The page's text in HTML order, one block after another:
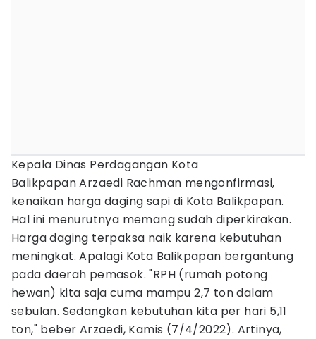
Kepala Dinas Perdagangan Kota
Balikpapan Arzaedi Rachman mengonfirmasi,
kenaikan harga daging sapi di Kota Balikpapan.
Hal ini menurutnya memang sudah diperkirakan.
Harga daging terpaksa naik karena kebutuhan
meningkat. Apalagi Kota Balikpapan bergantung
pada daerah pemasok. "RPH (rumah potong
hewan) kita saja cuma mampu 2,7 ton dalam
sebulan. Sedangkan kebutuhan kita per hari 5,11
ton," beber Arzaedi, Kamis (7/4/2022). Artinya,